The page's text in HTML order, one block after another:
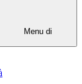
Menu di